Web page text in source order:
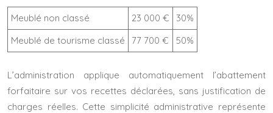
Meublé non classé 23 000 €
30%
Meublé de tourisme classé
77 700 € 50%
L’administration applique automatiquement l’abattement
forfaitaire sur vos recettes déclarées, sans justification de
charges réelles. Cette simplicité administrative représente